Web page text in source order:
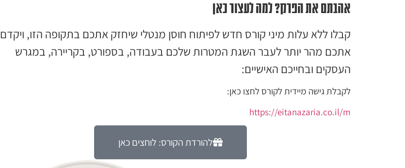
אהבתם את הפרק? למה לעצור כאן
קבלו ללא עלות מיני קורס חדש לפיתוח חוסן מנטלי שיחזק אתכם בתקופה הזו, ויקדם
אתכם מהר יותר לעבר השגת המטרות שלכם בעבודה, בספורט, בקריירה, במגרש
העסקים ובחייכם האישיים:
לקבלת גישה מיידית לקורס לחצו כאן:
https://eitanazaria.co.il/m
להורדת הקורס: לוחצים כאן